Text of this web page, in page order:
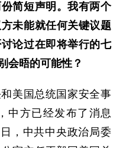
简短声明。我有两个
未能就任何关键议题
论过在即将举行的七
会晤的可能性？
美国总统国家安全事
中方已经发布了消息
，中共中央政治局委